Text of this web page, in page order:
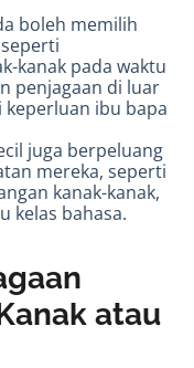
boleh memilih
kanak pada waktu
penjagaan di luar
ibu bapa
juga berpeluang
mereka, seperti
kanak-kanak,
kelas bahasa.
atau